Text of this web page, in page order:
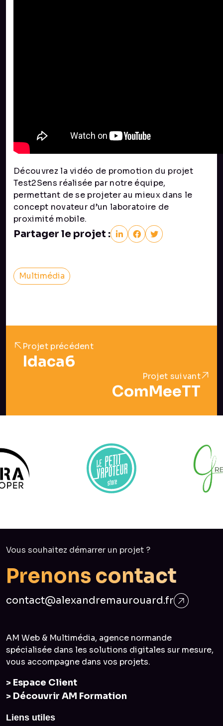
Découvrez la vidéo de promotion du projet
Test2Sens réalisée par notre équipe,
permettant de se projeter au mieux dans le
concept novateur d’un laboratoire de
proximité mobile.
Partager le projet :
Multimédia
Projet précédent
Idaca6
Projet suivant
ComMeeTT
Vous souhaitez démarrer un projet ?
Prenons contact
contact@alexandremaurouard.fr
AM Web & Multimédia, agence normande
spécialisée dans les solutions digitales sur mesure,
vous accompagne dans vos projets.
> Espace Client
> Découvrir AM Formation
Liens utiles